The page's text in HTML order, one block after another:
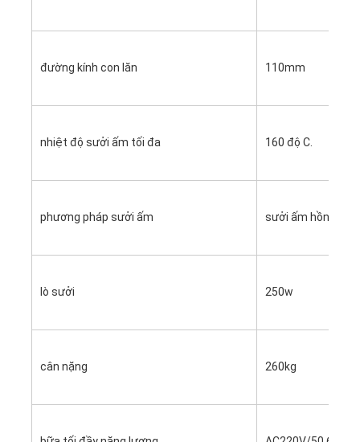
Video
đường kính con lăn 110mm
nhiệt độ sưởi ấm tối đa 160 độ C.
phương pháp sưởi ấm sưởi ấm hồng
lò sưởi 250w
cân nặng 260kg